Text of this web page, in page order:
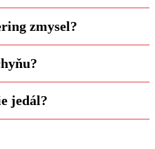
zmysel?
jedál?